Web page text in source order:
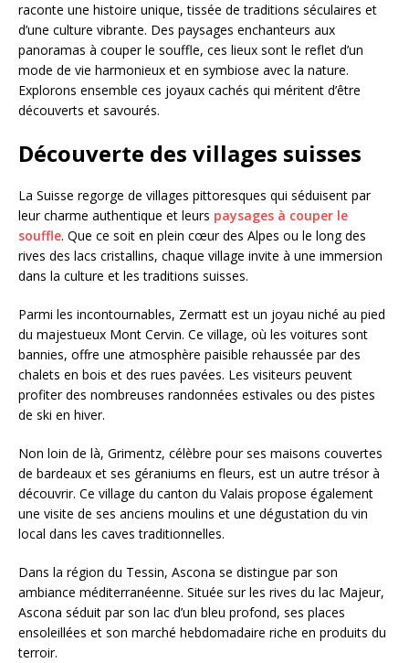
raconte une histoire unique, tissée de traditions séculaires et
d’une culture vibrante. Des paysages enchanteurs aux
panoramas à couper le souffle, ces lieux sont le reflet d’un
mode de vie harmonieux et en symbiose avec la nature.
Explorons ensemble ces joyaux cachés qui méritent d’être
découverts et savourés.
Découverte des villages suisses
La Suisse regorge de villages pittoresques qui séduisent par
leur charme authentique et leurs paysages à couper le
souffle. Que ce soit en plein cœur des Alpes ou le long des
rives des lacs cristallins, chaque village invite à une immersion
dans la culture et les traditions suisses.
Parmi les incontournables, Zermatt est un joyau niché au pied
du majestueux Mont Cervin. Ce village, où les voitures sont
bannies, offre une atmosphère paisible rehaussée par des
chalets en bois et des rues pavées. Les visiteurs peuvent
profiter des nombreuses randonnées estivales ou des pistes
de ski en hiver.
Non loin de là, Grimentz, célèbre pour ses maisons couvertes
de bardeaux et ses géraniums en fleurs, est un autre trésor à
découvrir. Ce village du canton du Valais propose également
une visite de ses anciens moulins et une dégustation du vin
local dans les caves traditionnelles.
Dans la région du Tessin, Ascona se distingue par son
ambiance méditerranéenne. Située sur les rives du lac Majeur,
Ascona séduit par son lac d’un bleu profond, ses places
ensoleillées et son marché hebdomadaire riche en produits du
terroir.